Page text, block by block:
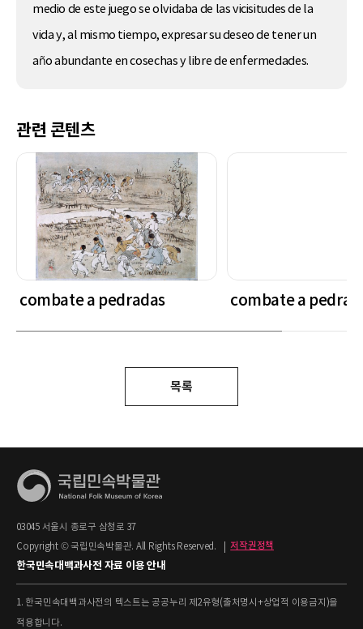
medio de este juego se olvidaba de las vicisitudes de la
vida y, al mismo tiempo, expresar su deseo de tener un
año abundante en cosechas y libre de enfermedades.
관련 콘텐츠
combate a pedradas combate a
목록
03045 서울시 종로구 삼청로 37
Copyright © 국립민속박물관. All Rights Reserved.
저작권정책
한국민속대백과사전 자료 이용 안내
1. 한국민속대백과사전의 텍스트는 공공누리 제2유형(출처명시+상업적 이용금지)을
적용합니다.